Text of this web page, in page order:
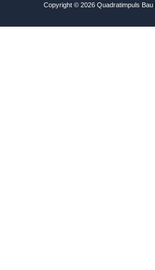
Copyright © 2026 Quadratimpuls Bau